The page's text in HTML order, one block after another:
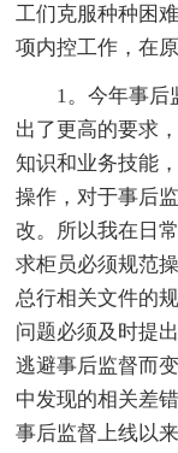
工们克服种种困
项内控工作，在
1。今年事后
出了更高的要求
知识和业务技能
操作，对于事后
改。所以我在日
求柜员必须规范
总行相关文件的
问题必须及时提
逃避事后监督而
中发现的相关差
事后监督上线以